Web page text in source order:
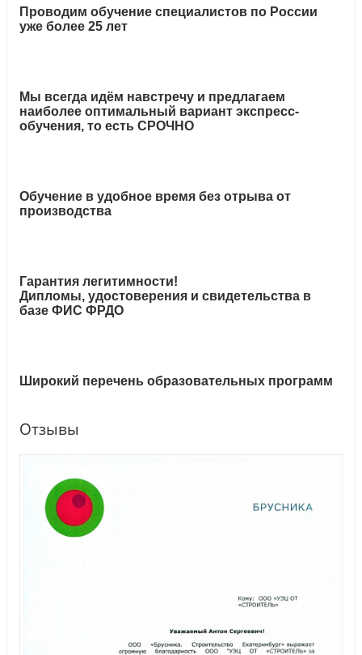
Проводим обучение специалистов по России
уже более 25 лет
Мы всегда идём навстречу и предлагаем
наиболее оптимальный вариант экспресс-
обучения, то есть СРОЧНО
Обучение в удобное время без отрыва от
производства
Гарантия легитимности!
Дипломы, удостоверения и свидетельства в
базе ФИС ФРДО
Широкий перечень образовательных программ
Отзывы